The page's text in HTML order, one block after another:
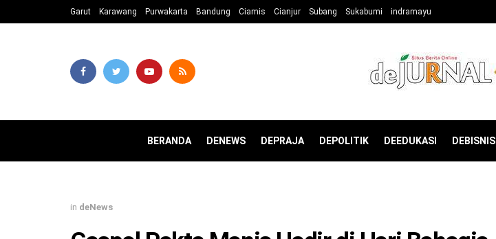
Garut Karawang Purwakarta Bandung Ciamis Cianjur Subang Sukabumi indramayu
BERANDA DENEWS DEPRAJA DEPOLITIK DEEDUKASI DEBISNIS
in deNews